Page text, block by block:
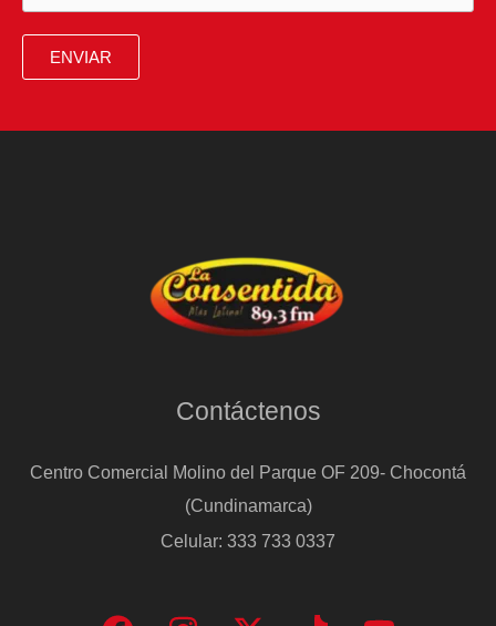
ENVIAR
Contáctenos
Centro Comercial Molino del Parque OF 209- Chocontá
(Cundinamarca)
Celular: 333 733 0337